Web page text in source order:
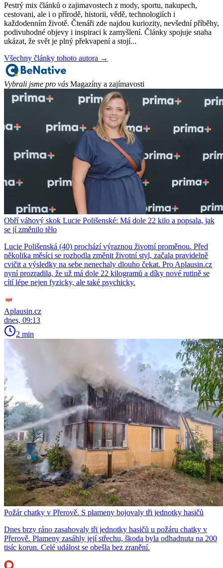
Pestrý mix článků o zajimavostech z mody, sportu, nakupech,
cestovani, ale i o přírodě, historii, vědě, technologiích i
každodenním životě. Čtenáři zde najdou kuriozity, nevšední příběhy,
podivuhodné objevy i inspiraci k zamyšlení. Články spojuje snaha
ukázat, že svět je plný překvapení a stojí...
Všechny články tohoto autora →
Vybrali jsme pro vás Magazíny a zajímavosti
Obří váhový skok Lucie Polišenské: Má dole 22 kilo a popsala, jak
se jí změnilo tělo
Lucie Polišenská (40) prochází výraznou životní proměnou. Před
několika měsíci se rozhodla změnit životní styl, začala pravidelně
cvičit a výsledky na sebe nenechaly dlouho čekat. Pro Aplausin.cz
nyní prozradila, že už má dole 22 kilogramů a díky nové rutině se
cítí lépe nejen fyzicky, ale také psychicky.
Aplausin.cz
dnes, 09:13
2 min
Požár chatky v Přerově. S plameny bojovaly tři jednotky hasičů
Dnes brzy ráno zasahovaly tři jednotky hasičů u požáru chatky v
Přerově. Plameny zasáhly její střechu, škoda byla odhadnuta na 200
tisíc korun. Celé událost se obešla bez zranění.